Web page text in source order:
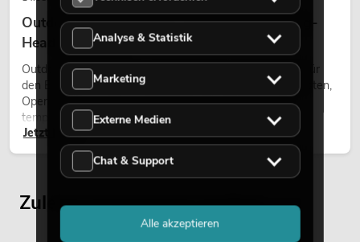
Outdoor Moving-Heads: Wetterfeste Moving-
Heads bei Events
Outdoor Moving-Heads sind bewegliche Scheinwerfer für
den Einsatz im Freien. Sie werden bei Festivals, Stadtfesten,
Open-Air-Konzerten, Architekturinszenierungen und
temporären Außeninstallationen eingesetzt.
Jetzt lesen
Zuletzt angesehene Artikel
Analyse & Statistik
Marketing
Externe Medien
Chat & Support
Alle akzeptieren